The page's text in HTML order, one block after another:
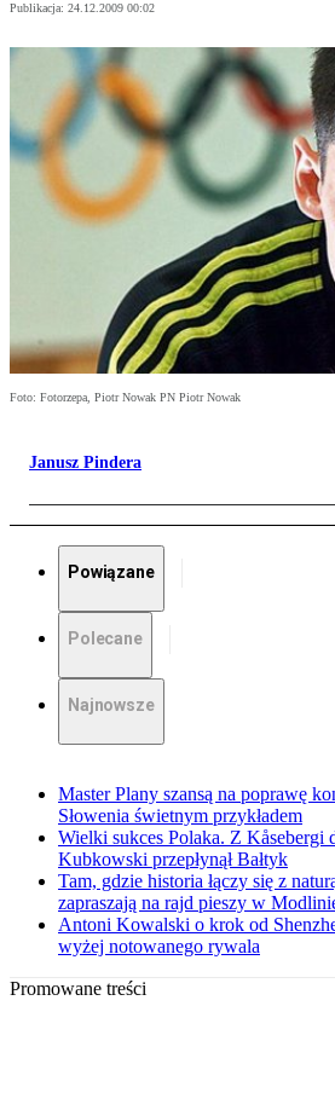
Publikacja: 24.12.2009 00:02
Foto: Fotorzepa, Piotr Nowak PN Piotr Nowak
Janusz Pindera
Powiązane
Polecane
Najnowsze
Master Plany szansą na poprawę
Słowenia świetnym przykładem
Wielki sukces Polaka. Z
Kubkowski przepłynął Bałtyk
Tam, gdzie historia łączy się z
zapraszają na rajd pieszy w
Antoni Kowalski o krok od
wyżej notowanego rywala
Promowane treści